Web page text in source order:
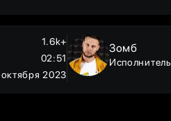
1.6k+
02:51
2023
Зомб
Исполнитель